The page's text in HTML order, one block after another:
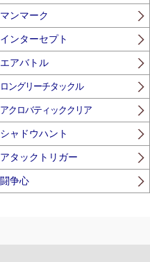
マンマーク
インターセプト
エアバトル
ロングリーチタックル
アクロバティッククリア
シャドウハント
アタックトリガー
闘争心